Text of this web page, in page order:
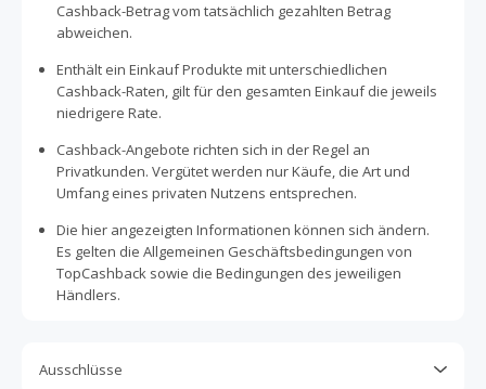
Cashback-Betrag vom tatsächlich gezahlten Betrag
abweichen.
Enthält ein Einkauf Produkte mit unterschiedlichen
Cashback-Raten, gilt für den gesamten Einkauf die jeweils
niedrigere Rate.
Cashback-Angebote richten sich in der Regel an
Privatkunden. Vergütet werden nur Käufe, die Art und
Umfang eines privaten Nutzens entsprechen.
Die hier angezeigten Informationen können sich ändern.
Es gelten die Allgemeinen Geschäftsbedingungen von
TopCashback sowie die Bedingungen des jeweiligen
Händlers.
Ausschlüsse